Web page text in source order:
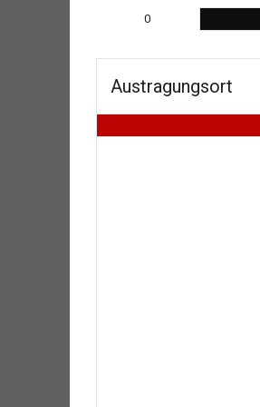
0
Austragungsort